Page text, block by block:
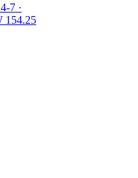
7 ·
154.25